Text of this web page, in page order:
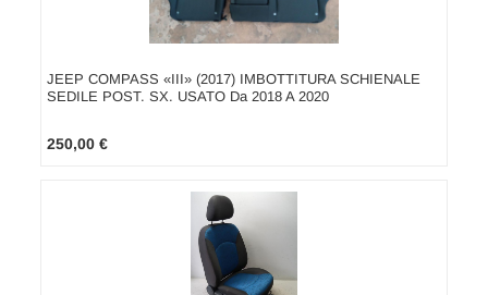
JEEP COMPASS «III» (2017) IMBOTTITURA SCHIENALE
SEDILE POST. SX. USATO Da 2018 A 2020
250,00 €